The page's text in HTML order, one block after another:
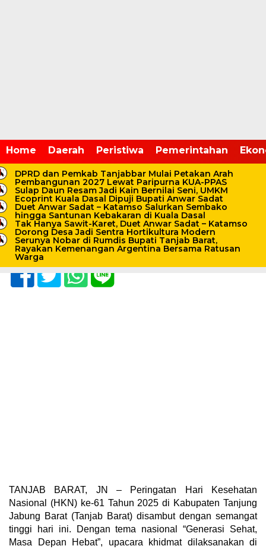
Home Daerah Peristiwa Pemerintahan
DPRD dan Pemkab Tanjabbar Mulai Petakan Arah
Pembangunan 2027 Lewat Paripurna KUA-PPAS
Sulap Daun Resam Jadi Kain Bernilai Seni, UMKM
Ecoprint Kuala Dasal Dipuji Bupati Anwar Sadat
Duet Anwar Sadat – Katamso Salurkan Sembako
hingga Santunan Kebakaran di Kuala Dasal
Tak Hanya Sawit-Karet, Duet Anwar Sadat – Katamso
Dorong Desa Jadi Sentra Hortikultura Modern
Serunya Nobar di Rumdis Bupati Tanjab Barat,
Rayakan Kemenangan Argentina Bersama Ratusan
Warga
Senin, 17 November 2025 - 11:12 WIB
Ketua DPRD Tanjab Barat
Hamdani Tegaskan
Komitmen Legislatif di
HKN ke-61
TANJAB BARAT, JN – Peringatan Hari Kesehatan
Nasional (HKN) ke-61 Tahun 2025 di Kabupaten Tanjung
Jabung Barat (Tanjab Barat) disambut dengan semangat
tinggi hari ini. Dengan tema nasional “Generasi Sehat,
Masa Depan Hebat”, upacara khidmat dilaksanakan di